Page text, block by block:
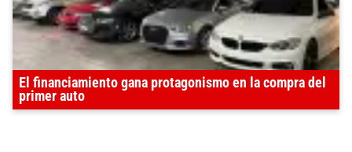
El financiamiento gana protagonismo en la compra del
primer auto